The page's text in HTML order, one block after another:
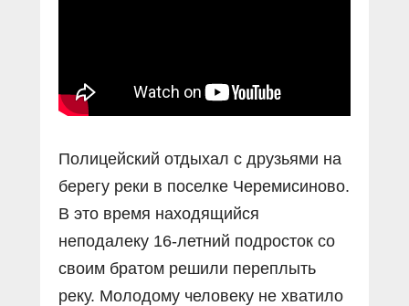
Полицейский отдыхал с друзьями на
берегу реки в поселке Черемисиново.
В это время находящийся
неподалеку 16-летний подросток со
своим братом решили переплыть
реку. Молодому человеку не хватило